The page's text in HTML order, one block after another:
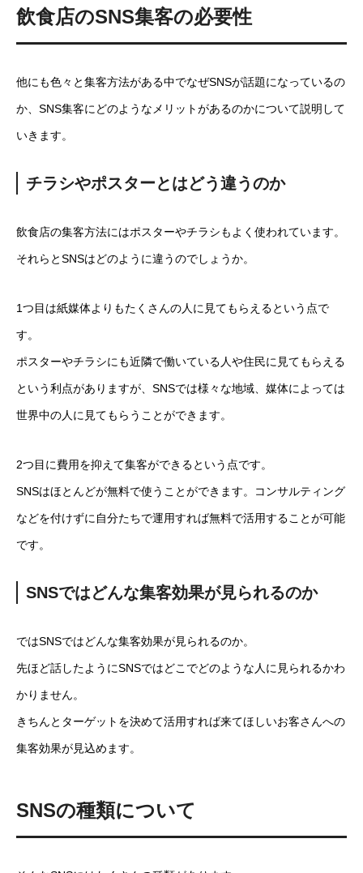
飲食店のSNS集客の必要性
他にも色々と集客方法がある中でなぜSNSが話題になっているの
か、SNS集客にどのようなメリットがあるのかについて説明して
いきます。
チラシやポスターとはどう違うのか
飲食店の集客方法にはポスターやチラシもよく使われています。
それらとSNSはどのように違うのでしょうか。
1つ目は紙媒体よりもたくさんの人に見てもらえるという点で
す。
ポスターやチラシにも近隣で働いている人や住民に見てもらえる
という利点がありますが、SNSでは様々な地域、媒体によっては
世界中の人に見てもらうことができます。
2つ目に費用を抑えて集客ができるという点です。
SNSはほとんどが無料で使うことができます。コンサルティング
などを付けずに自分たちで運用すれば無料で活用することが可能
です。
SNSではどんな集客効果が見られるのか
ではSNSではどんな集客効果が見られるのか。
先ほど話したようにSNSではどこでどのような人に見られるかわ
かりません。
きちんとターゲットを決めて活用すれば来てほしいお客さんへの
集客効果が見込めます。
SNSの種類について